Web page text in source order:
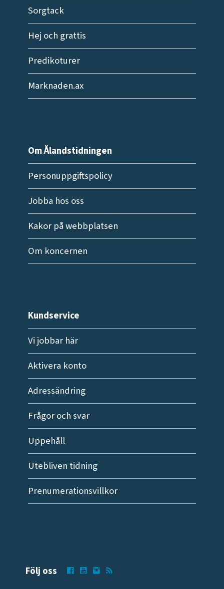
Sorgtack
Hej och grattis
Predikoturer
Marknaden.ax
Om Ålandstidningen
Personuppgiftspolicy
Jobba hos oss
Kakor på webbplatsen
Om koncernen
Kundservice
Vi jobbar här
Aktivera konto
Adressändring
Frågor och svar
Uppehåll
Utebliven tidning
Prenumerationsvillkor
Följ oss